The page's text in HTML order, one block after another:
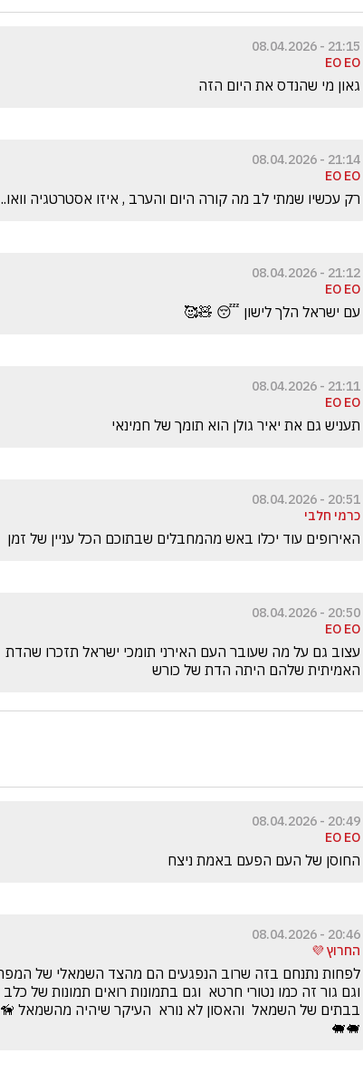
21:15 - 08.04.2026
EO EO
גאון מי שהנדס את היום הזה
21:14 - 08.04.2026
EO EO
רק עכשיו שמתי לב מה קורה היום והערב , איזו אסטרטגיה וואו..
21:12 - 08.04.2026
EO EO
עם ישראל הלך לישון 😴 🧸🥰
21:11 - 08.04.2026
EO EO
תעניש גם את יאיר גולן הוא תומך של חמינאי
20:51 - 08.04.2026
כרמי חלבי
האירופים עוד יכלו באש מהמחבלים שבתוכם הכל עניין של זמן
20:50 - 08.04.2026
EO EO
האמיתית שלהם היתה הדת של כורש
20:49 - 08.04.2026
EO EO
החוסן של העם הפעם באמת ניצח
20:46 - 08.04.2026
החרוץ 💜
בבתים של השמאל  והאסון לא נורא  העיקר שיהיה מהשמאל 🦮
🐖🐖